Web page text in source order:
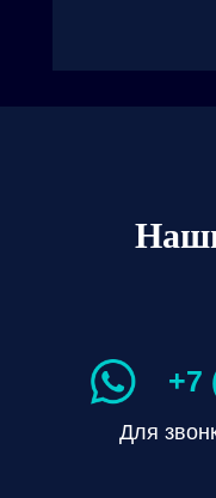
Для
+7